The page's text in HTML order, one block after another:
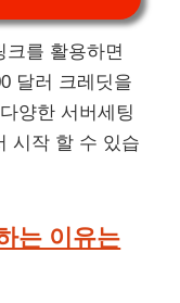
크를 활용하면
달러 크레딧을
양한 서버세팅
시작 할 수 있습
는 이유는